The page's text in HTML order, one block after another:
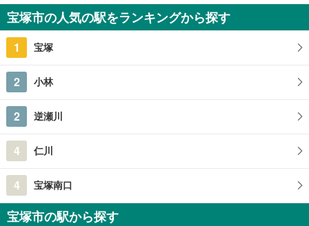
800万円
4LDK
宝塚市の人気の駅をランキングから探す
1 宝塚
2 小林
2 逆瀬川
4 仁川
4 宝塚南口
宝塚市の駅から探す